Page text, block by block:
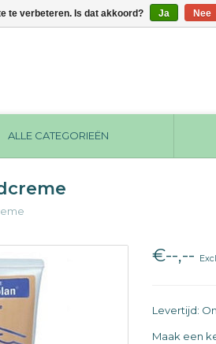
ALLE CATEGORIEËN
€--,--
Levertijd:
Maak een
te verbeteren. Is dat akkoord? Ja Nee